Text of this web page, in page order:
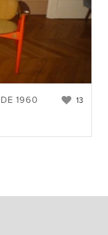
13
1960